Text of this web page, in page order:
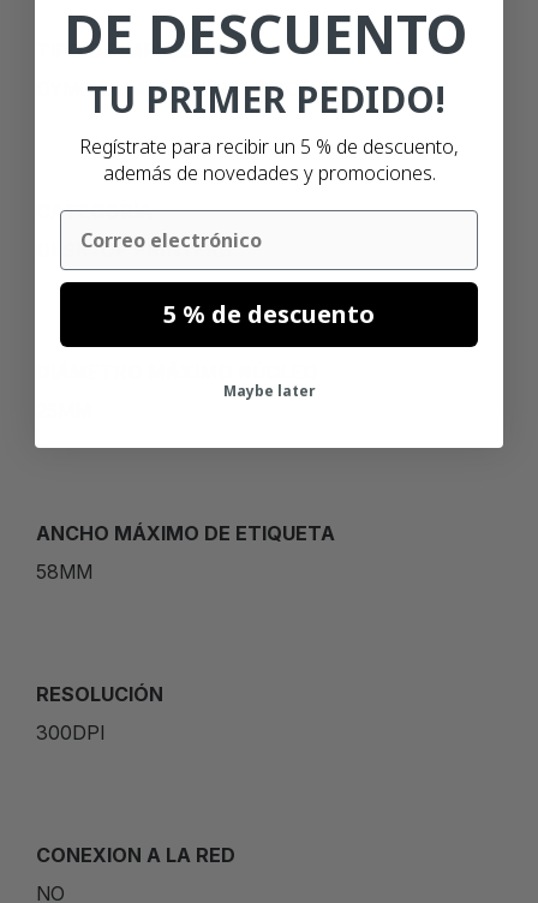
TIPO DE IMPRESORA
DYMO LW 450 TWIN TURBO
CATEGORÍA
DESKTOP PRINTERS
ANCHO MÁXIMO DE ETIQUETA
58MM
RESOLUCIÓN
300DPI
CONEXION A LA RED
NO
DE DESCUENTO
TU PRIMER PEDIDO!
Regístrate para recibir un 5 % de descuento,
además de novedades y promociones.
Email
5 % de descuento
Maybe later